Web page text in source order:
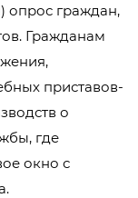
опрос граждан,
Гражданам
приставов-
о
где
окно с